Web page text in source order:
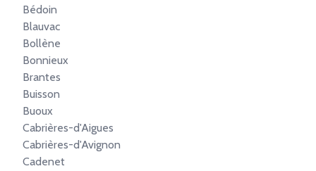
Bédoin
Blauvac
Bollène
Bonnieux
Brantes
Buisson
Buoux
Cabrières-d'Aigues
Cabrières-d'Avignon
Cadenet